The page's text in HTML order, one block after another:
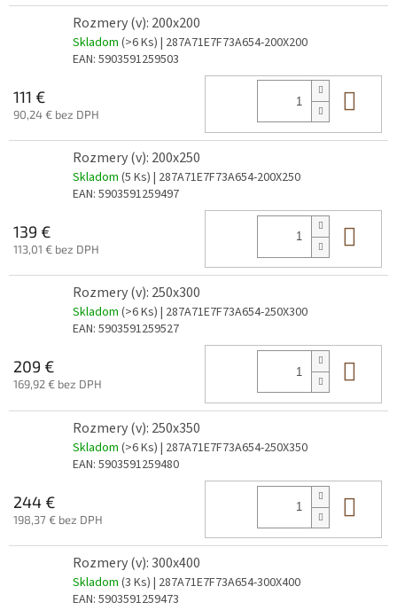
Rozmery (v): 200x200
Skladom (>6 Ks) | 287A71E7F73A654-200X200
EAN: 5903591259503
111 €
90,24 € bez DPH
Rozmery (v): 200x250
Skladom (5 Ks) | 287A71E7F73A654-200X250
EAN: 5903591259497
139 €
113,01 € bez DPH
Rozmery (v): 250x300
Skladom (>6 Ks) | 287A71E7F73A654-250X300
EAN: 5903591259527
209 €
169,92 € bez DPH
Rozmery (v): 250x350
Skladom (>6 Ks) | 287A71E7F73A654-250X350
EAN: 5903591259480
244 €
198,37 € bez DPH
Rozmery (v): 300x400
Skladom (3 Ks) | 287A71E7F73A654-300X400
EAN: 5903591259473